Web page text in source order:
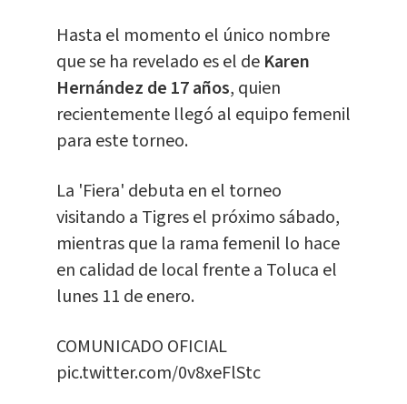
Hasta el momento el único nombre
que se ha revelado es el deKaren
Hernández de 17 años, quien
recientemente llegó al equipo femenil
para este torneo.
La 'Fiera' debuta en el torneo
visitando a Tigres el próximo sábado,
mientras que la rama femenil lo hace
en calidad de local frente a Toluca el
lunes 11 de enero.
COMUNICADO OFICIAL
pic.twitter.com/0v8xeFlStc